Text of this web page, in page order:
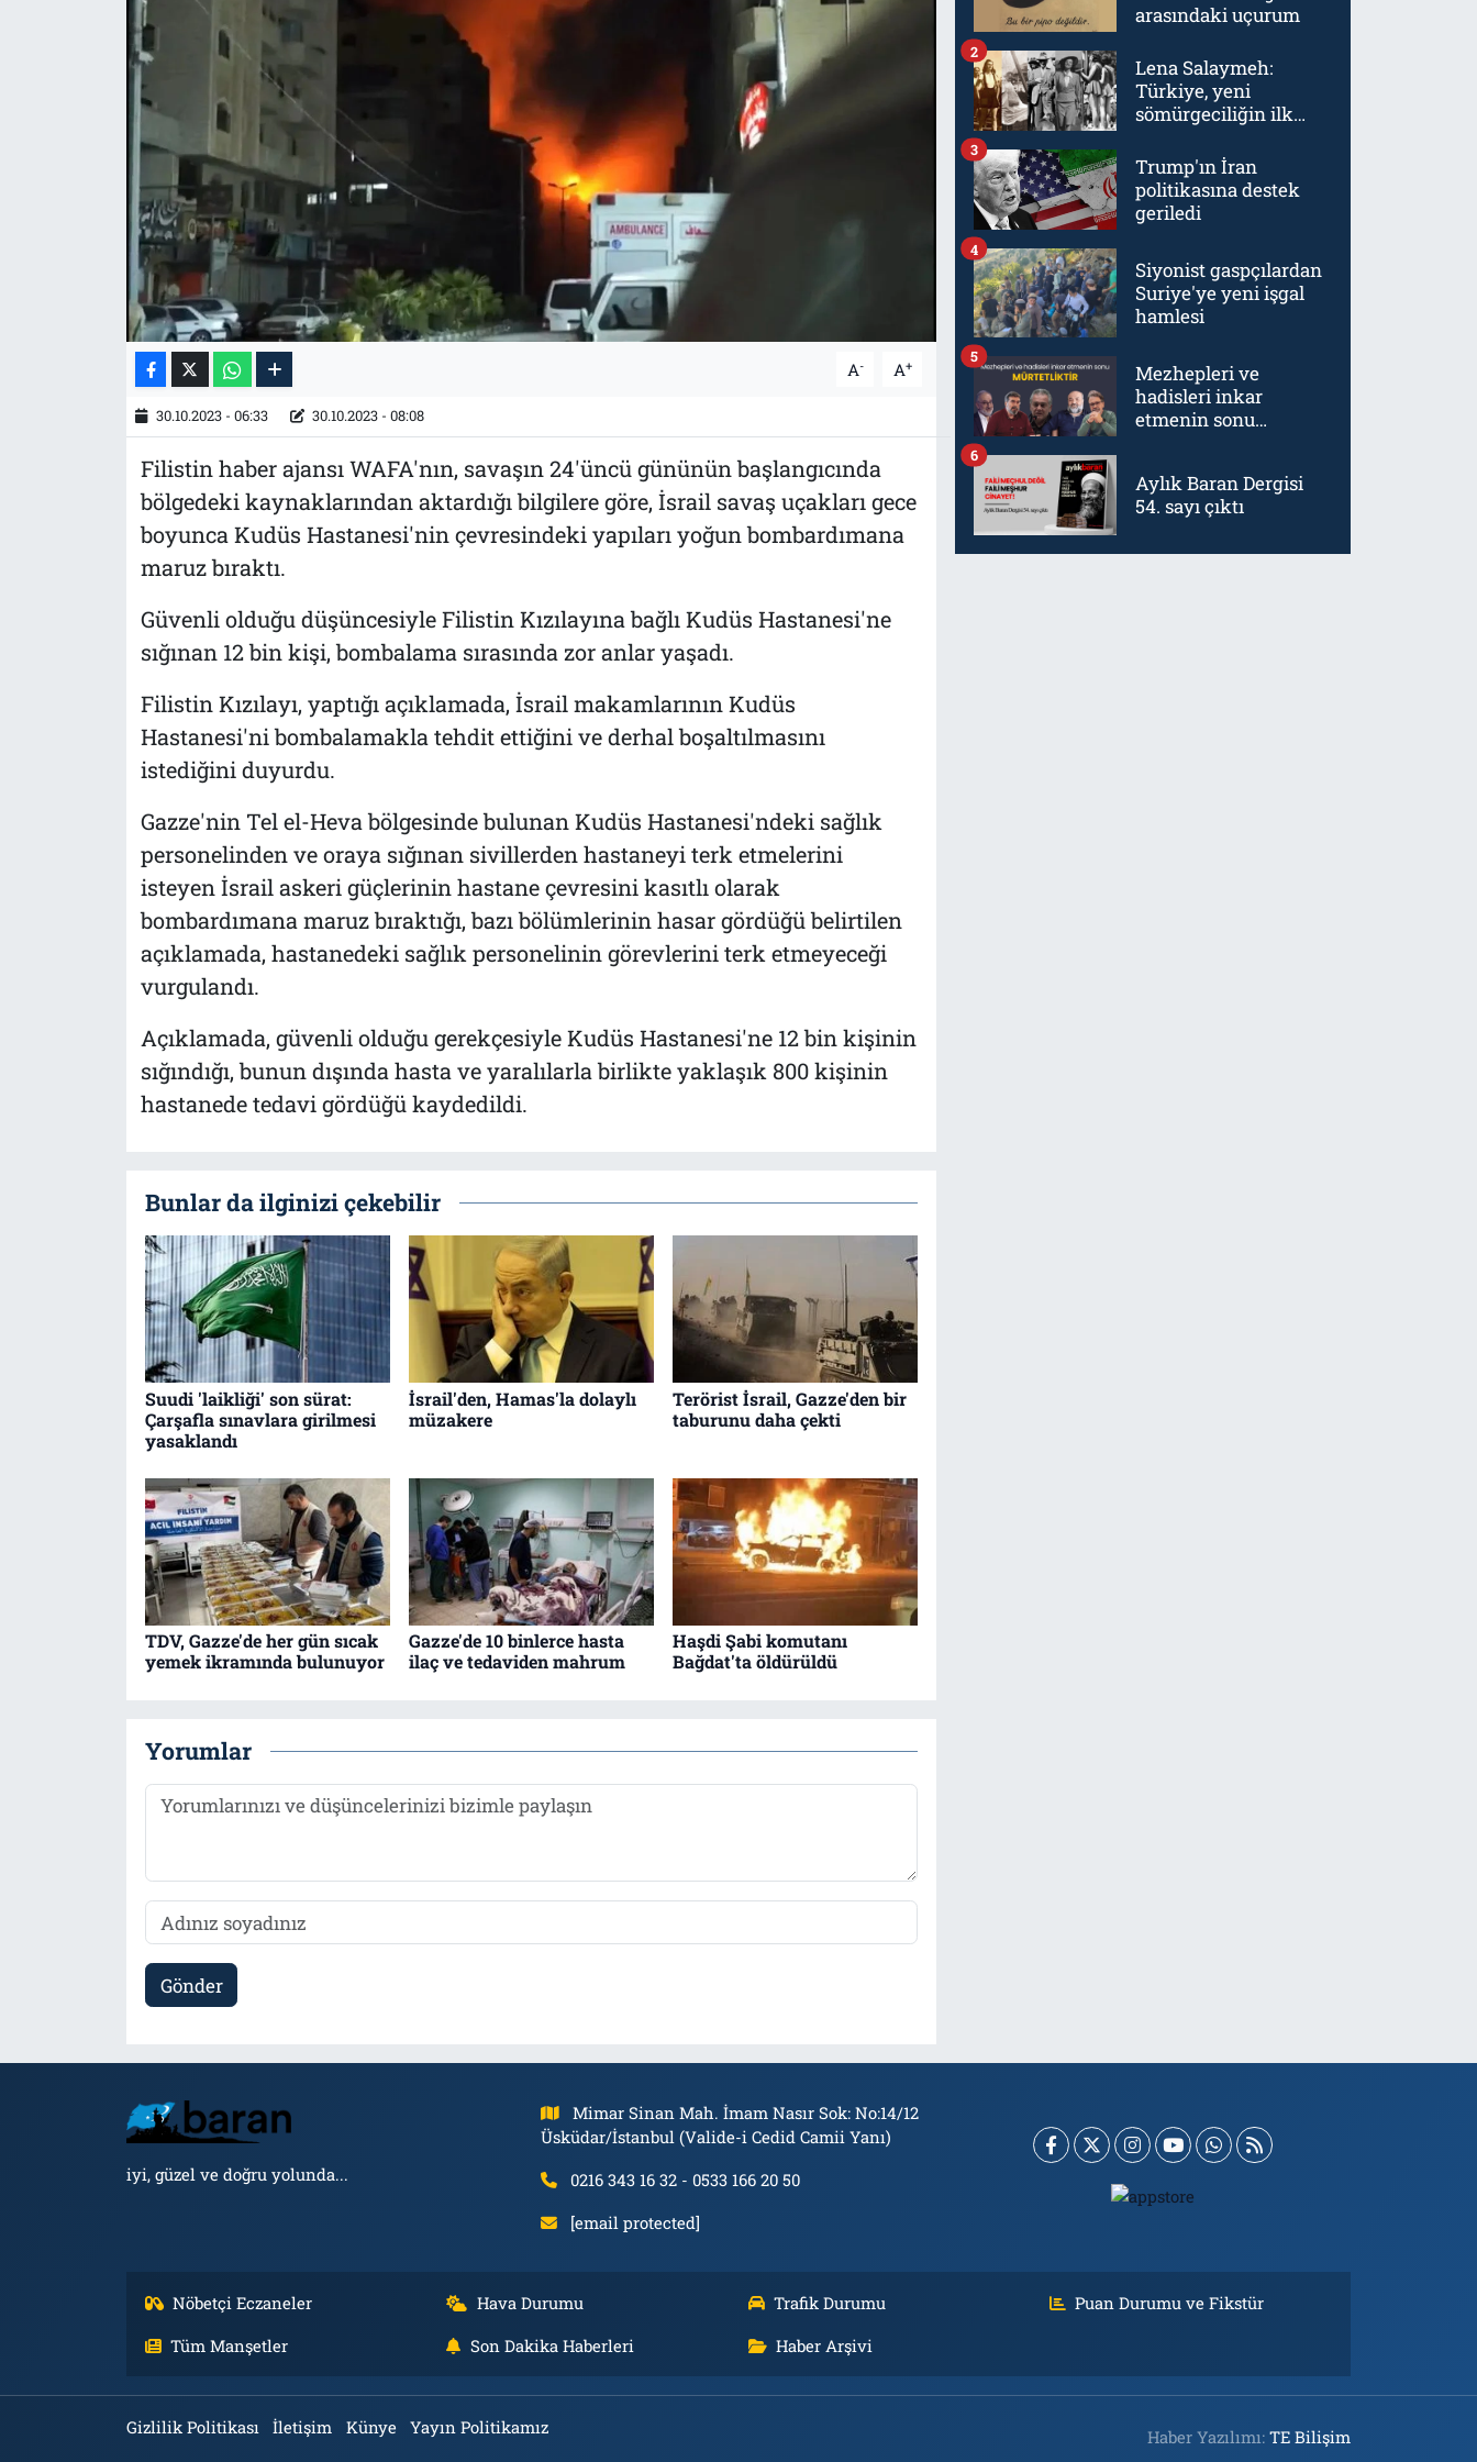
A- A+
30.10.2023 - 06:33 30.10.2023 - 08:08
Filistin haber ajansı WAFA'nın, savaşın 24'üncü gününün başlangıcında
bölgedeki kaynaklarından aktardığı bilgilere göre, İsrail savaş uçakları gece
boyunca Kudüs Hastanesi'nin çevresindeki yapıları yoğun bombardımana
maruz bıraktı.
Güvenli olduğu düşüncesiyle Filistin Kızılayına bağlı Kudüs Hastanesi'ne
sığınan 12 bin kişi, bombalama sırasında zor anlar yaşadı.
Filistin Kızılayı, yaptığı açıklamada, İsrail makamlarının Kudüs
Hastanesi'ni bombalamakla tehdit ettiğini ve derhal boşaltılmasını
istediğini duyurdu.
Gazze'nin Tel el-Heva bölgesinde bulunan Kudüs Hastanesi'ndeki sağlık
personelinden ve oraya sığınan sivillerden hastaneyi terk etmelerini
isteyen İsrail askeri güçlerinin hastane çevresini kasıtlı olarak
bombardımana maruz bıraktığı, bazı bölümlerinin hasar gördüğü belirtilen
açıklamada, hastanedeki sağlık personelinin görevlerini terk etmeyeceği
vurgulandı.
Açıklamada, güvenli olduğu gerekçesiyle Kudüs Hastanesi'ne 12 bin kişinin
sığındığı, bunun dışında hasta ve yaralılarla birlikte yaklaşık 800 kişinin
hastanede tedavi gördüğü kaydedildi.
Bunlar da ilginizi çekebilir
Suudi 'laikliği' son sürat:
Çarşafla sınavlara girilmesi
yasaklandı
İsrail'den, Hamas'la dolaylı
müzakere
Terörist İsrail, Gazze'den bir
taburunu daha çekti
TDV, Gazze'de her gün sıcak
yemek ikramında bulunuyor
Gazze'de 10 binlerce hasta
ilaç ve tedaviden mahrum
Haşdi Şabi komutanı
Bağdat'ta öldürüldü
Yorumlar
Gönder
arasındaki uçurum
Lena Salaymeh:
Türkiye, yeni
sömürgeciliğin ilk
2
Trump'ın İran
politikasına destek
geriledi
3
Siyonist gaspçılardan
Suriye'ye yeni işgal
hamlesi
4
Mezhepleri ve
hadisleri inkar
etmenin sonu
5
Aylık Baran Dergisi
54. sayı çıktı
6
iyi, güzel ve doğru yolunda...
Mimar Sinan Mah. İmam Nasır Sok: No:14/12
Üsküdar/İstanbul (Valide-i Cedid Camii Yanı)
0216 343 16 32 - 0533 166 20 50
[email protected]
Nöbetçi Eczaneler Hava Durumu Trafik Durumu
Puan Durumu ve Fikstür
Tüm Manşetler
Son Dakika Haberleri Haber Arşivi
Gizlilik Politikası İletişim Künye Yayın Politikamız Haber Yazılımı:TE Bilişim